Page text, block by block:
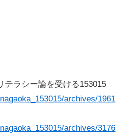
テラシー論を受ける153015
archives/1961
archives/3176